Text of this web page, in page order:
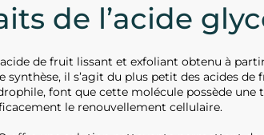
de l’acide
de fruit lissant et exfoliant obtenu à
synthèse, il s’agit du plus petit des acides de
font que cette molécule possède une
le renouvellement cellulaire.